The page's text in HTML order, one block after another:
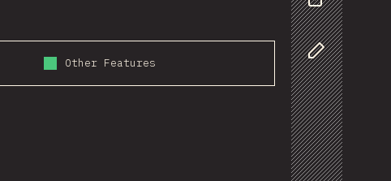
Share
Customize
Other Features